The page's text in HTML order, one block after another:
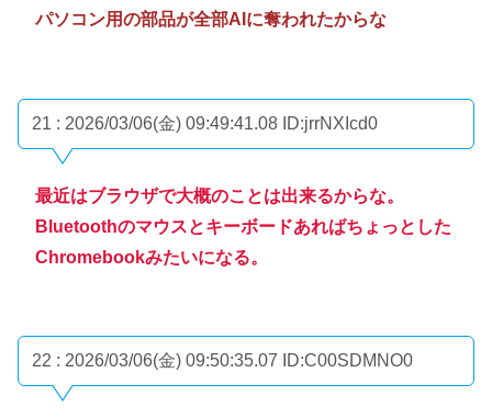
パソコン用の部品が全部AIに奪われたからな
21 : 2026/03/06(金) 09:49:41.08 ID:jrrNXIcd0
最近はブラウザで大概のことは出来るからな。
Bluetoothのマウスとキーボードあればちょっとした
Chromebookみたいになる。
22 : 2026/03/06(金) 09:50:35.07 ID:C00SDMNO0